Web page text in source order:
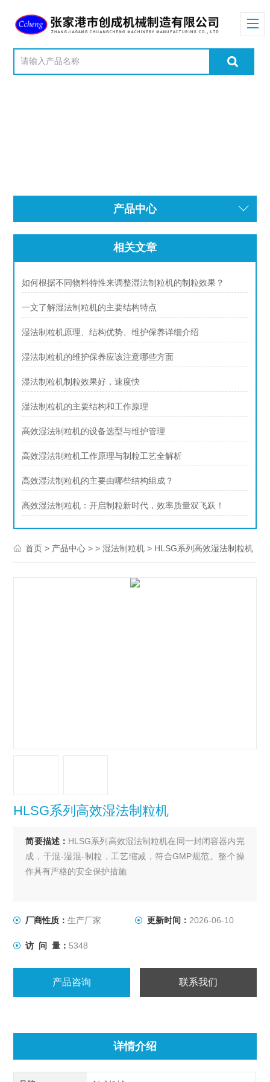
产品中心
相关文章
如何根据不同物料特性来调整湿法制粒机的制粒效果？
一文了解湿法制粒机的主要结构特点
湿法制粒机原理、结构优势、维护保养详细介绍
湿法制粒机的维护保养应该注意哪些方面
湿法制粒机制粒效果好，速度快
湿法制粒机的主要结构和工作原理
高效湿法制粒机的设备选型与维护管理
高效湿法制粒机工作原理与制粒工艺全解析
高效湿法制粒机的主要由哪些结构组成？
高效湿法制粒机：开启制粒新时代，效率质量双飞跃！
首页 > 产品中心 > >湿法制粒机 > HLSG系列高效湿法制粒机
HLSG系列高效湿法制粒机
简要描述： HLSG系列高效湿法制粒机在同一封闭容器内完
成，干混-湿混-制粒，工艺缩减，符合GMP规范。整个操
作具有严格的安全保护措施
厂商性质：生产厂家 更新时间： 2026-06-10
访 问 量： 5348
产品咨询 联系我们
详情介绍